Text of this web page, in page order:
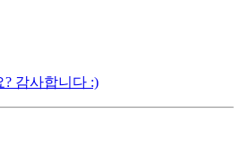
감사합니다 :)